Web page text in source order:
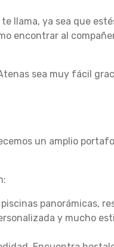
llama, ya sea que
encontrar al
sea muy fácil
un amplio
panorámicas,
y mucho